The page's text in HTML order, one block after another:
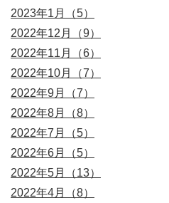
2023年1月（5）
2022年12月（9）
2022年11月（6）
2022年10月（7）
2022年9月（7）
2022年8月（8）
2022年7月（5）
2022年6月（5）
2022年5月（13）
2022年4月（8）